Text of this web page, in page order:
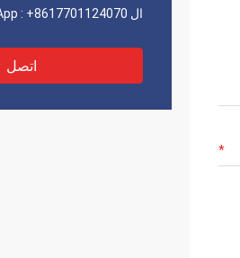
ال WhatsApp : +8617701124070
اتصل